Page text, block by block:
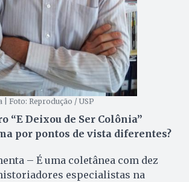
| Foto: Reprodução / USP
“E Deixou de Ser Colônia”
por pontos de vista diferentes?
– É uma coletânea com dez
especialistas na